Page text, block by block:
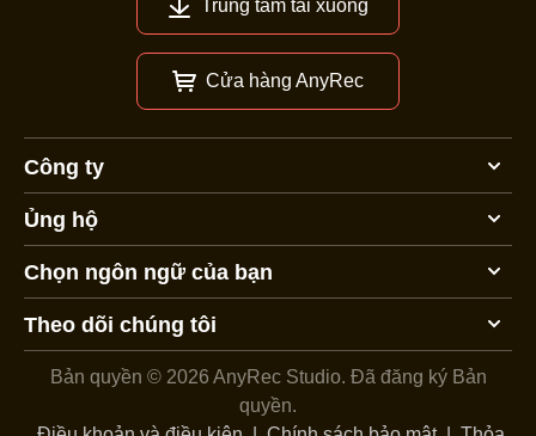
Trung tâm tải xuống
Cửa hàng AnyRec
Công ty
Ủng hộ
Chọn ngôn ngữ của bạn
Theo dõi chúng tôi
Bản quyền © 2026 AnyRec Studio. Đã đăng ký Bản
quyền.